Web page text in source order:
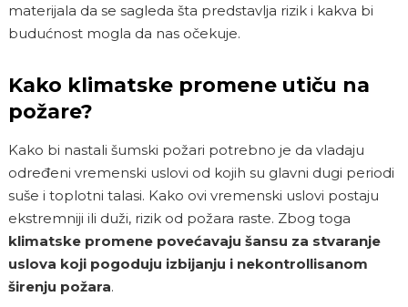
materijala da se sagleda šta predstavlja rizik i kakva bi
budućnost mogla da nas očekuje.
Kako klimatske promene utiču na
požare?
Kako bi nastali šumski požari potrebno je da vladaju
određeni vremenski uslovi od kojih su glavni dugi periodi
suše i toplotni talasi. Kako ovi vremenski uslovi postaju
ekstremniji ili duži, rizik od požara raste. Zbog toga
klimatske promene povećavaju šansu za stvaranje
uslova koji pogoduju izbijanju i nekontrollisanom
širenju požara.